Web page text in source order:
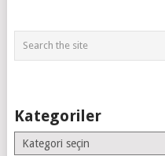
Kategoriler
Kategoriler